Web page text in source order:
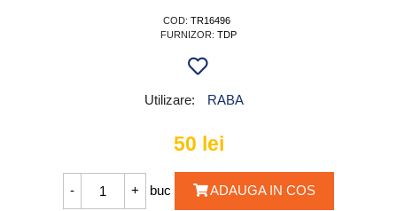
COD: TR16496
FURNIZOR: TDP
Utilizare: RABA
50 lei
buc ADAUGA IN COS